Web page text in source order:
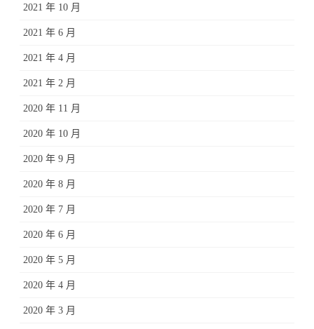
2021 年 10 月
2021 年 6 月
2021 年 4 月
2021 年 2 月
2020 年 11 月
2020 年 10 月
2020 年 9 月
2020 年 8 月
2020 年 7 月
2020 年 6 月
2020 年 5 月
2020 年 4 月
2020 年 3 月